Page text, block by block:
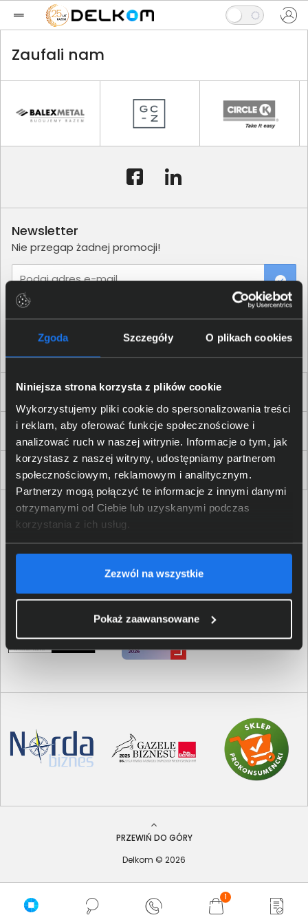
Zgoda Szczegóły O plikach cookies
Niniejsza strona korzysta z plików cookie
Wykorzystujemy pliki cookie do spersonalizowania treści
i reklam, aby oferować funkcje społecznościowe i
analizować ruch w naszej witrynie. Informacje o tym, jak
korzystasz z naszej witryny, udostępniamy partnerom
społecznościowym, reklamowym i analitycznym.
Partnerzy mogą połączyć te informacje z innymi danymi
otrzymanymi od Ciebie lub uzyskanymi podczas
korzystania z ich usług.
Zezwól na wszystkie
Pokaż zaawansowane
1
Zaufali nam
Dla Firm i Instytucji
Zakupy
Delkom 2000
Newsletter
Nie przegap żadnej promocji!
Podaj adres e-mail
PRZEWIŃ DO GÓRY
Delkom © 2026